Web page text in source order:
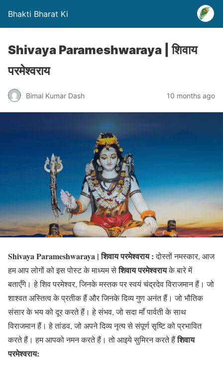
Bhakti Bharat Ki
Shivaya Parameshwaraya | शिवाय
परमेश्वराय
Bimal Kumar Dash 10 months ago
Shivaya Parameshwaraya | शिवाय परमेश्वराय :दोस्तों नमस्कार, आज
हम आप लोगों को इस पोस्ट के माध्यम सेशिवाय परमेश्वरायके बारे में
बताएँगे।हे शिव परमेश्वर, जिनके मस्तक पर स्वयं चंद्रदेव विराजमान हैं। जो
शाश्वत अस्तित्व के प्रतीक हैं और जिनके दिव्य गुण अनंत हैं। जो भौतिक
संसार के भय को दूर करते हैं। हे संभव, जो सदा माँ पार्वती के साथ
विराजमान हैं। हे तांडव, जो अपने दिव्य नृत्य से संपूर्ण सृष्टि को प्रभावित
करते हैं। हम आपको नमन करते हैं। तो आइये सुमिरन करते हैंशिवाय
परमेश्वराय: